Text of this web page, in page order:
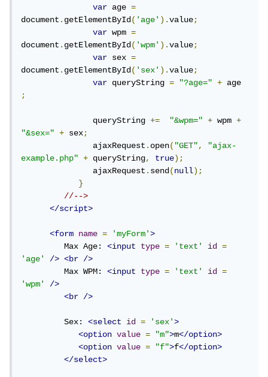
var age =
document.getElementById('age').value;
var wpm =
document.getElementById('wpm').value;
var sex =
document.getElementById('sex').value;
var queryString = "?age=" +
;
               queryString
+= "&wpm=" + wpm +
"&sex="
+ sex;
               ajaxRequest
.open("GET",
"ajax-
example.php"
+ queryString, true);
               ajaxRequest
.send(null);
}
//-->
</script>
<form name = 'myForm'>
         Max Age:
<input type = 'text' id
=
'age'
/> <br
/>
         Max WPM:
<input type = 'text' id
=
'wpm'
/>
<br
/>
         Sex:
<select id = 'sex'>
<option
value = "m">m</option>
<option
value = "f">f</option>
</select>